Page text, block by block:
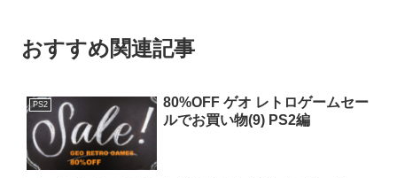
おすすめ関連記事
PS2
80%OFF ゲオ レトロゲームセー
ルでお買い物(9) PS2編